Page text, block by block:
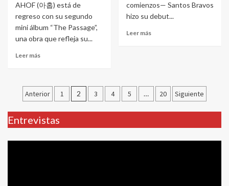
AHOF (아홉) está de
regreso con su segundo
mini álbum “The Passage”,
una obra que refleja su...
Leer más
comienzos— Santos Bravos
hizo su debut...
Leer más
Paginación
de
entradas
Anterior 1 2 3 4 5 … 20 Siguiente
Entrevistas